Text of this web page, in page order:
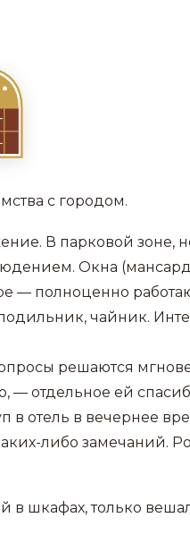
с городом.
В парковой зоне,
Окна
— полноценно
чайник.
решаются
— отдельное ей
в отель в вечернее
либо замечаний.
в шкафах, только